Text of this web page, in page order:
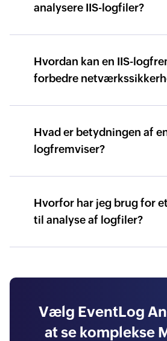
analysere IIS-logfiler?
Hvordan kan en IIS-
forbedre
Hvad er betydningen af
logfremviser?
Hvorfor har jeg brug for
til analyse af logfiler?
Vælg EventLog
at se komplekse